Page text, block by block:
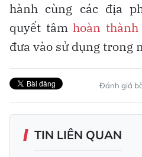
hành cùng các địa
quyết tâmhoàn
đưa vào sử dụng trong
Đánh giá
TIN LIÊN QUAN